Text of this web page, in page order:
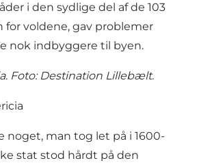
i den sydlige del af de 103
for voldene, gav problemer
nok indbyggere til byen.
Foto: Destination Lillebælt.
noget, man tog let på i 1600-
stat stod hårdt på den